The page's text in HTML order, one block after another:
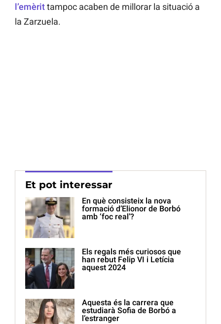
l’emèrittampoc acaben de millorar la situació a
la Zarzuela.
Et pot interessar
En què consisteix la nova
formació d’Elionor de Borbó
amb ‘foc real’?
Els regals més curiosos que
han rebut Felip VI i Letícia
aquest 2024
Aquesta és la carrera que
estudiarà Sofia de Borbó a
l’estranger